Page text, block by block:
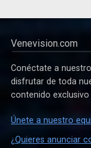
Venevision.com
Conéctate a
disfrutar de toda
contenido
Únete a nuestro
¿Quieres anunciar